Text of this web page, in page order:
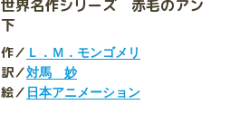
世界名作シリーズ 赤毛のアン
下
作／ Ｌ．Ｍ．モンゴメリ
訳／対馬 妙
絵／ 日本アニメーション